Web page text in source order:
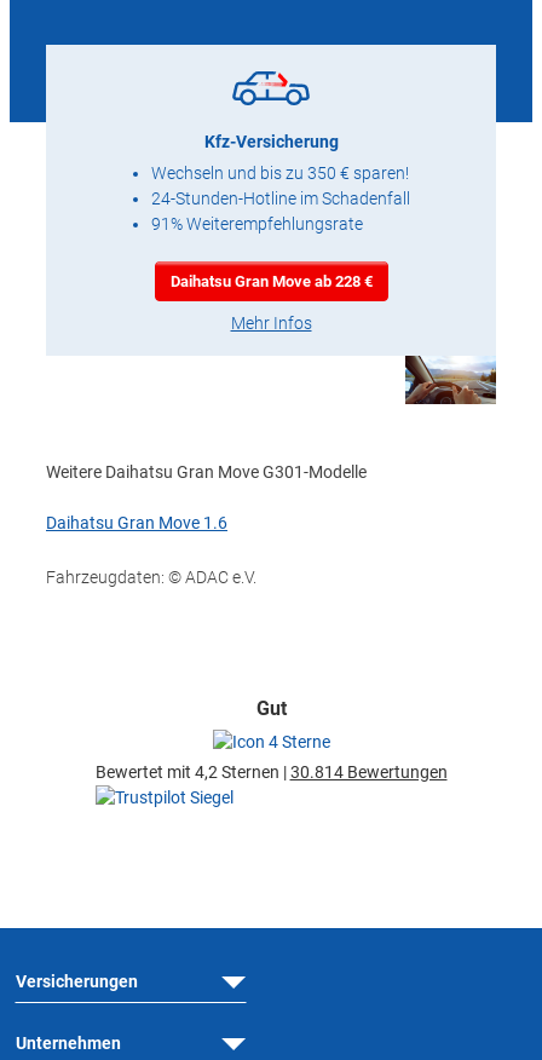
Kfz-Versicherung
Wechseln und bis zu 350 € sparen!
24-Stunden-Hotline im Schadenfall
91% Weiterempfehlungsrate
Daihatsu Gran Move ab 228 €
Mehr Infos
Weitere Daihatsu Gran Move G301-Modelle
Daihatsu Gran Move 1.6
Fahrzeugdaten: © ADAC e.V.
Gut
Bewertet mit 4,2 Sternen |30.814 Bewertungen
Versicherungen
Unternehmen